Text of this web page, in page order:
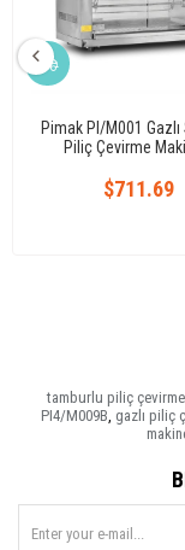
Pimak PI/M001
Piliç Çevirme
$711.69
tamburlu piliç
PI4/M009B gazlı piliç